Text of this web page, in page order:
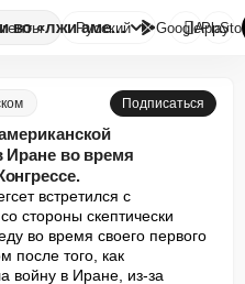
Хегсета обвинили во «лжи амери...
Русский GooglePlay

Подписаться
Иране во время
встретился с
стороны скептически
во время своего первого
после того, как
войну в Иране, из-за